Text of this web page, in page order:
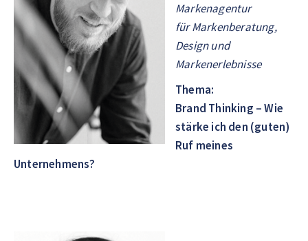
Markenagentur
für Markenberatung,
Design und
Markenerlebnisse
Thema:
Brand Thinking – Wie
stärke ich den (guten)
Ruf meines
Unternehmens?